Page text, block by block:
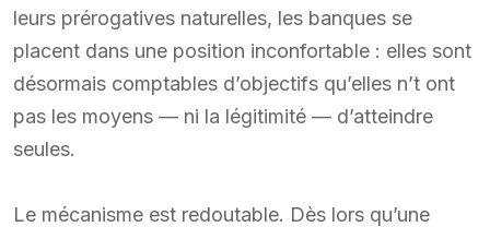
leurs prérogatives naturelles, les banques se
placent dans une position inconfortable : elles sont
désormais comptables d’objectifs qu’elles n’t ont
pas les moyens — ni la légitimité — d’atteindre
seules.
Le mécanisme est redoutable. Dès lors qu’une